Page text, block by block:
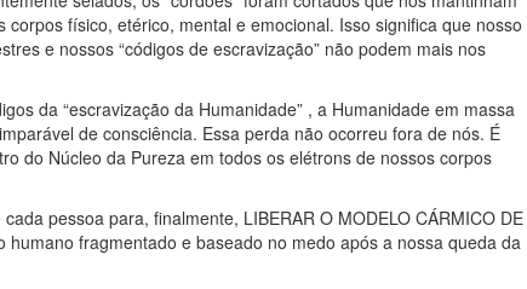
físico, etérico, mental e emocional. Isso significa que nosso
e nossos “códigos de escravização” não podem mais nos
da “escravização da Humanidade” , a Humanidade em massa
de consciência. Essa perda não ocorreu fora de nós. É
do Núcleo da Pureza em todos os elétrons de nossos corpos
pessoa para, finalmente, LIBERAR O MODELO CÁRMICO DE
fragmentado e baseado no medo após a nossa queda da